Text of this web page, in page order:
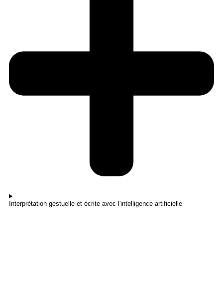
Interprétation gestuelle et écrite avec l'intelligence artificielle